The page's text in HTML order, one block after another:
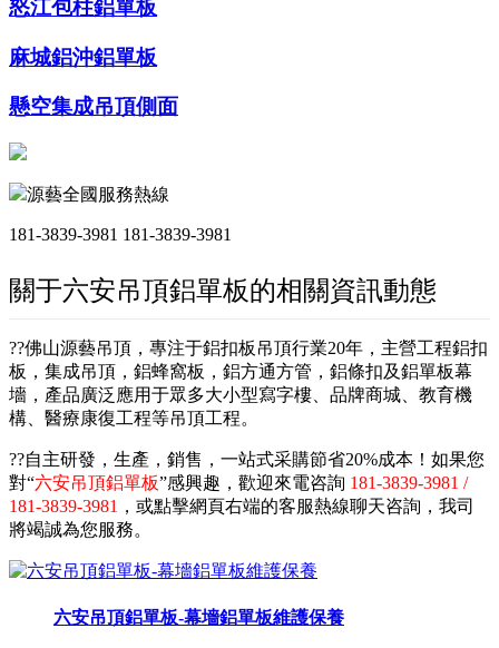
怒江包柱鋁單板
麻城鋁沖鋁單板
懸空集成吊頂側面
源藝全國服務熱線
181-3839-3981 181-3839-3981
關于六安吊頂鋁單板的相關資訊動態
??佛山源藝吊頂，專注于鋁扣板吊頂行業20年，主營工程鋁扣
板，集成吊頂，鋁蜂窩板，鋁方通方管，鋁條扣及鋁單板幕
墻，產品廣泛應用于眾多大小型寫字樓、品牌商城、教育機
構、醫療康復工程等吊頂工程。
??自主研發，生產，銷售，一站式采購節省20%成本！如果您
對“六安吊頂鋁單板”感興趣，歡迎來電咨詢 181-3839-3981 /
181-3839-3981 ，或點擊網頁右端的客服熱線聊天咨詢，我司
將竭誠為您服務。
六安吊頂鋁單板-幕墻鋁單板維護保養